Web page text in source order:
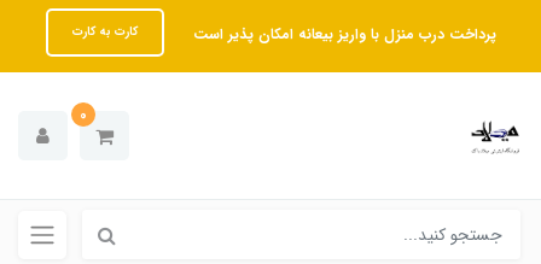
پرداخت درب منزل با واریز بیعانه امکان پذیر است کارت به کارت
0